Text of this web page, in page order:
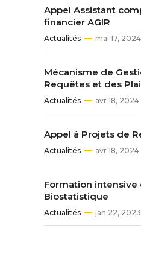
Appel Assistant
financier AGIR
Actualités mai 17, 2024
Mécanisme de
Requêtes et des
Actualités avr 18, 2024
Appel à Projets de
Actualités avr 18, 2024
Formation intensive
Biostatistique
Actualités jan 22, 2023